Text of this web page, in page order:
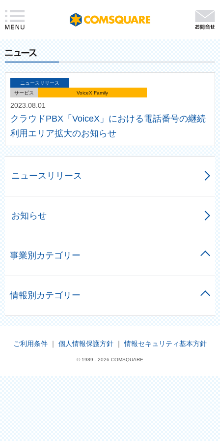
ニュースリリース
サービス
VoiceX Family
2023.08.01
クラウドPBX「VoiceX」における電話番号の継続
利用エリア拡大のお知らせ
ニュースリリース
お知らせ
事業別カテゴリー
情報別カテゴリー
ご利用条件 ｜ 個人情報保護方針 ｜情報セキュリティ基本方針
© 1989 - 2026 COMSQUARE